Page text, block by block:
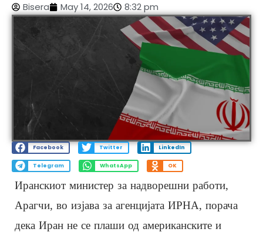
Bisera May 14, 2026 8:32 pm
Facebook Twitter LinkedIn
Telegram WhatsApp OK
Иранскиот министер за надворешни работи,
Арагчи, во изјава за агенцијата ИРНА, порача
дека Иран не се плаши од американските и